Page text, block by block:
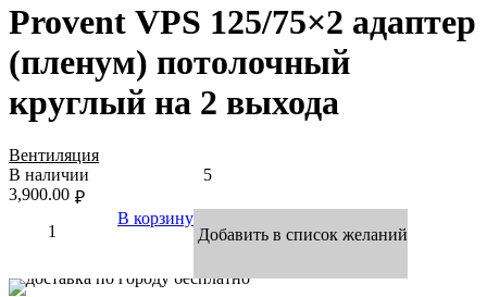
Provent VPS 125/75×2 адаптер
(пленум) потолочный
круглый на 2 выхода
Вентиляция
В наличии
5
₽
3,900.00
В корзину
Добавить в список желаний